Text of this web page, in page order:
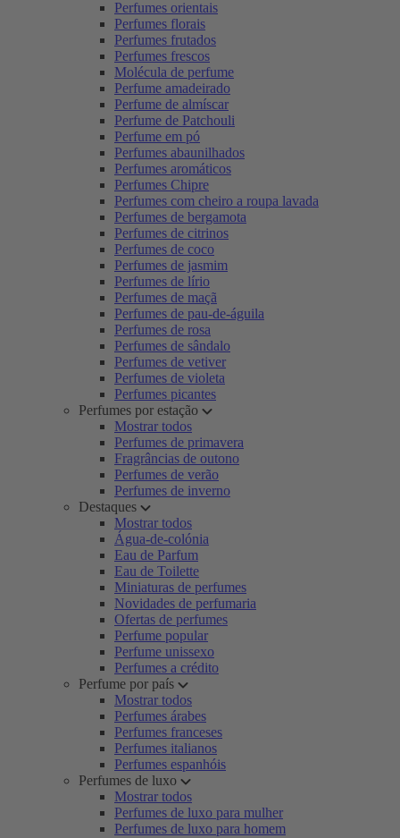
Perfumes orientais
Perfumes florais
Perfumes frutados
Perfumes frescos
Molécula de perfume
Perfume amadeirado
Perfume de almíscar
Perfume de Patchouli
Perfume em pó
Perfumes abaunilhados
Perfumes aromáticos
Perfumes Chipre
Perfumes com cheiro a roupa lavada
Perfumes de bergamota
Perfumes de citrinos
Perfumes de coco
Perfumes de jasmim
Perfumes de lírio
Perfumes de maçã
Perfumes de pau-de-águila
Perfumes de rosa
Perfumes de sândalo
Perfumes de vetiver
Perfumes de violeta
Perfumes picantes
Perfumes por estação
Mostrar todos
Perfumes de primavera
Fragrâncias de outono
Perfumes de verão
Perfumes de inverno
Destaques
Mostrar todos
Água-de-colónia
Eau de Parfum
Eau de Toilette
Miniaturas de perfumes
Novidades de perfumaria
Ofertas de perfumes
Perfume popular
Perfume unissexo
Perfumes a crédito
Perfume por país
Mostrar todos
Perfumes árabes
Perfumes franceses
Perfumes italianos
Perfumes espanhóis
Perfumes de luxo
Mostrar todos
Perfumes de luxo para mulher
Perfumes de luxo para homem